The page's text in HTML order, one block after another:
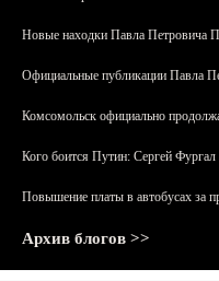
Новые находки Павла Петровича
Официальные публикации Павла
Комсомольск официально
Кого боится Путин: Сергей Фургал
Повышение платы в автобусах за
Архив блогов >>